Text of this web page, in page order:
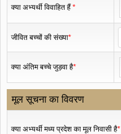
क्या अभ्यर्थी विवाहित हैं *
जीवित बच्चों की संख्या*
क्या अंतिम बच्चे जुड़वा है*
मूल सूचना का विवरण
क्या अभ्यर्थी मध्य प्रदेश का मूल निवासी है*